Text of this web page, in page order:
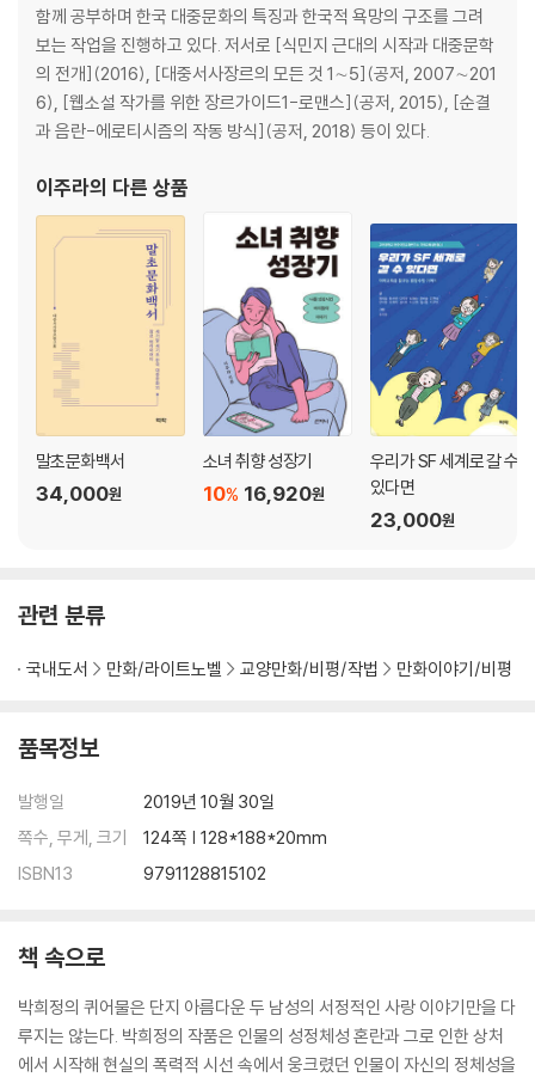
함께 공부하며 한국 대중문화의 특징과 한국적 욕망의 구조를 그려
보는 작업을 진행하고 있다. 저서로 [식민지 근대의 시작과 대중문학
의 전개](2016), [대중서사장르의 모든 것 1∼5](공저, 2007∼201
6), [웹소설 작가를 위한 장르가이드1-로맨스](공저, 2015), [순결
과 음란-에로티시즘의 작동 방식](공저, 2018) 등이 있다.
이주라의 다른 상품
말초문화백서
34,000원
소녀 취향 성장기
16,920원
10%
우리가 SF 세계로 갈 수
있다면
23,000원
관련 분류
국내도서 만화/라이트노벨 교양만화/비평/작법 만화이야기/비평
품목정보
발행일
2019년 10월 30일
쪽수, 무게, 크기
124쪽 | 128*188*20mm
ISBN13
9791128815102
책 속으로
박희정의 퀴어물은 단지 아름다운 두 남성의 서정적인 사랑 이야기만을 다
루지는 않는다. 박희정의 작품은 인물의 성정체성 혼란과 그로 인한 상처
에서 시작해 현실의 폭력적 시선 속에서 웅크렸던 인물이 자신의 정체성을